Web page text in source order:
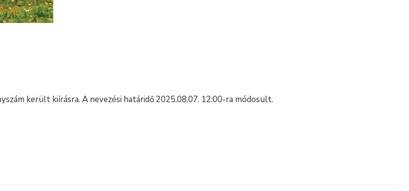
került kiírásra. A nevezési határidő 2025.08.07. 12:00-ra módosult.